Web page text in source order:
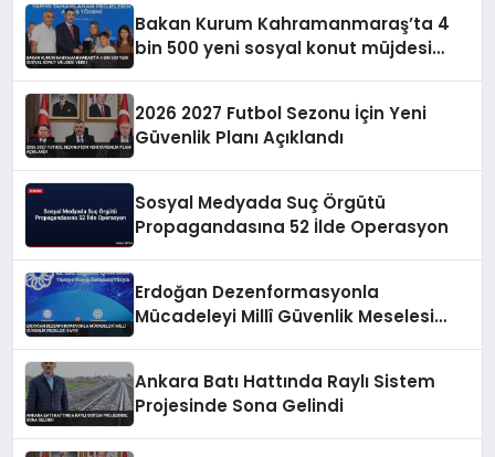
Bakan Kurum Kahramanmaraş’ta 4
bin 500 yeni sosyal konut müjdesi
2026 2027 Futbol Sezonu İçin Yeni
Güvenlik Planı Açıklandı
Sosyal Medyada Suç Örgütü
Propagandasına 52 İlde Operasyon
Erdoğan Dezenformasyonla
Mücadeleyi Millî Güvenlik Meselesi
Ankara Batı Hattında Raylı Sistem
Projesinde Sona Gelindi